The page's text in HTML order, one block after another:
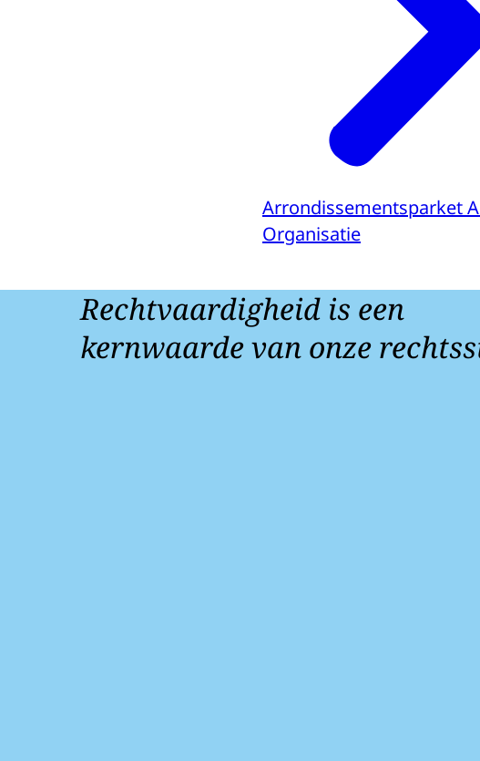
Arrondissementsparket
Organisatie
Rechtvaardigheid is een
kernwaarde van onze